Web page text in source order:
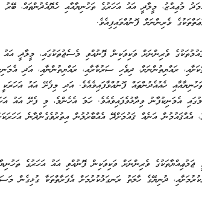
މުޢިއްޒު، މީލާދީ އައު އަހަރުގެ ތަހުނިޔާއާއި ހެޔޮއެދުންތައް، ބޭރު
ވެރިންނަށް ފޮނުއްވައިފިއެވެ.
ވެރިންނަށް ވަކިވަކިން ފޮނުއްވި މެސެޖުތަކުގައި، މީލާދީ
ރައްޔިތުންނަށް، ދިވެހި ސަރުކާރާއި، ރައްޔިތުންނާއި، އަދި‌‌‏
ހެއުއެދުންތައް ފޮނުއްވާފައިވެއެވެ. އަދި މިފެށޭ އައު
އެމަނިކުފާނު ވިދާޅުވެފައިވެއެވެ. ހަމަ އެހެންމެ، މި ފެށޭ އައު
އެއްޤައުމުން އަނެއް ޤައުމަށްދޭ އެއްބާރުލުން އިތުރުވެގެންދާނެ
ޖަމުޢިއްޔާތަކުގެ ވެރިންނަށް ވަކިވަކިން ފޮނުއްވި އައު އަހަރުގެ
ދުނިޔޭގެ ހާލަތު ރަނގަޅުކުރުމަށް އެފަރާތްތަކާ ގުޅިގެން